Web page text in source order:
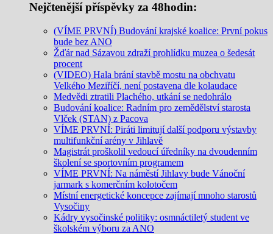
Nejčtenější příspěvky za 48hodin:
(VÍME PRVNÍ) Budování krajské koalice: První pokus
bude bez ANO
Žďár nad Sázavou zdraží prohlídku muzea o šedesát
procent
(VIDEO) Hala brání stavbě mostu na obchvatu
Velkého Meziříčí, není postavena dle kolaudace
Medvědi ztratili Plachého, utkání se nedohrálo
Budování koalice: Radním pro zemědělství starosta
Vlček (STAN) z Pacova
VÍME PRVNÍ: Piráti limitují další podporu výstavby
multifunkční arény v Jihlavě
Magistrát proškolil vedoucí úředníky na dvoudenním
školení se sportovním programem
VÍME PRVNÍ: Na náměstí Jihlavy bude Vánoční
jarmark s komerčním kolotočem
Místní energetické koncepce zajímají mnoho starostů
Vysočiny
Kádry vysočinské politiky: osmnáctiletý student ve
školském výboru za ANO